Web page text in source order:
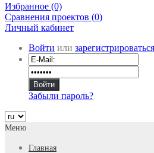
Избранное (0)
Сравнения проектов (0)
Личный кабинет
Войти или зарегистрироваться
Забыли пароль?
Меню
Главная